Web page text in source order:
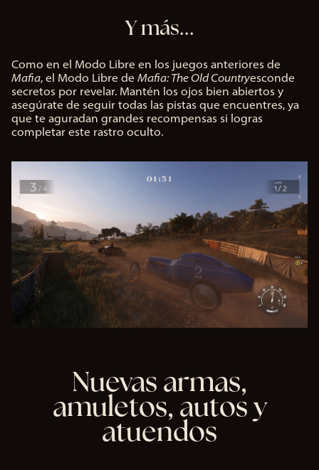
Y más...
Como en el Modo Libre en los juegos anteriores de
Mafia, el Modo Libre de Mafia: The Old Countryesconde
secretos por revelar. Mantén los ojos bien abiertos y
asegúrate de seguir todas las pistas que encuentres, ya
que te aguradan grandes recompensas si logras
completar este rastro oculto.
Nuevas armas,
amuletos, autos y
atuendos